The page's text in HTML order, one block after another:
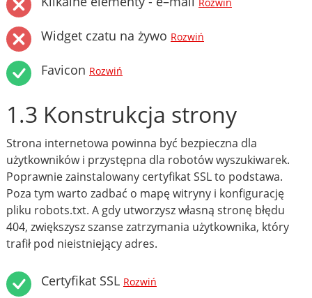
Rozwiń
Widget czatu na żywo Rozwiń
Favicon Rozwiń
1.3 Konstrukcja strony
Strona internetowa powinna być bezpieczna dla
użytkowników i przystępna dla robotów wyszukiwarek.
Poprawnie zainstalowany certyfikat SSL to podstawa.
Poza tym warto zadbać o mapę witryny i konfigurację
pliku robots.txt. A gdy utworzysz własną stronę błędu
404, zwiększysz szanse zatrzymania użytkownika, który
trafił pod nieistniejący adres.
Certyfikat SSL Rozwiń